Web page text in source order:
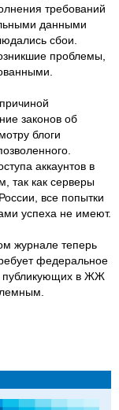
требований
данными
сбои.
проблемы,
законов об
блоги
аккаунтов в
так как серверы
все попытки
успеха не имеют.
журнале теперь
федеральное
публикующих в ЖЖ